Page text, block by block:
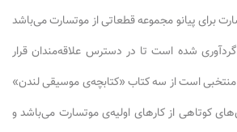
برای پیانو مجموعه قطعاتی از موتسارت می‌باشد
شده است تا در دسترس علاقه‌مندان قرار
منتخبی است از سه کتاب «کتابچه‌ی موسیقی لندن»
کوتاهی از کارهای اولیه‌ی موتسارت می‌باشد و